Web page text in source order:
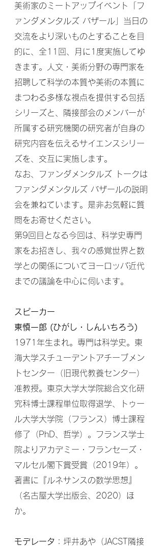
美術家のミートアップイベント「フ
ァンダメンタルズ バザール」当日の
交流をより深いものとすることを目
的に、全11回、月に1度実施してゆ
きます。人文・美術分野の専門家を
招聘して科学の本質や美術の本質に
まつわる多様な視点を提供する包括
シリーズと、隣接部会のメンバーが
所属する研究機関の研究者が自身の
研究内容を伝えるサイエンスシリー
ズを、交互に実施します。
なお、ファンダメンタルズ トークは
ファンダメンタルズ バザールの説明
会を兼ねています。是非お気軽に質
問をお寄せください。
第9回目となる今回は、科学史専門
家をお招きし、我々の感覚世界と数
学との関係についてヨーロッパ近代
までの議論を中心に伺います。
スピーカー
東慎一郎 (ひがし・しんいちろう)
1971年生まれ。専門は科学史。東
海大学スチューデントアチーブメン
トセンター（旧現代教養センター）
准教授。東京大学大学院総合文化研
究科博士課程単位取得退学、トゥー
ル大学大学院（フランス）博士課程
修了（PhD、哲学）。フランス学士
院よりアカデミー・フランセーズ・
マルセル閣下賞受賞（2019年）。
著書に『ルネサンスの数学思想』
（名古屋大学出版会、2020）ほ
か。
モデレータ ：坪井あや（JACST隣接